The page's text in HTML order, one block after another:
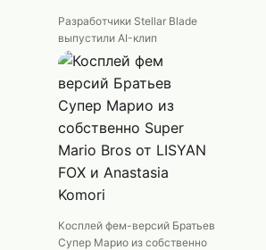
Разработчики Stellar Blade
выпустили AI-клип
Косплей фем-версий Братьев
Супер Марио из собственно